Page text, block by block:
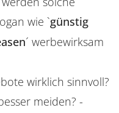
wie `günstig
´ werbewirksam
wirklich sinnvoll?
meiden? -